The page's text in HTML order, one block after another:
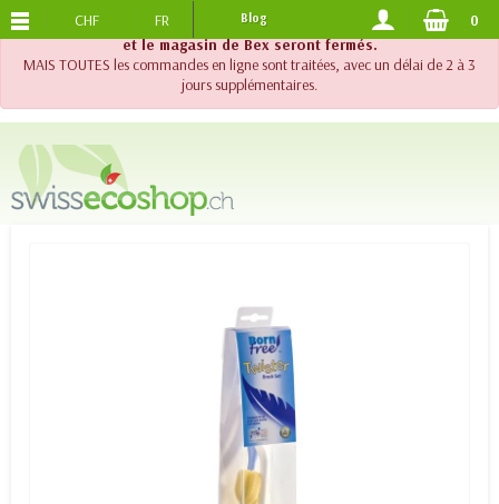
!! Important !! Jusqu'au 20 août 2026, le support téléphonique
et le magasin de Bex seront fermés.
MAIS TOUTES les commandes en ligne sont traitées, avec un délai de 2 à 3
jours supplémentaires.
PORTS OFFERTS DES 120.-
CHF FR Blog 0